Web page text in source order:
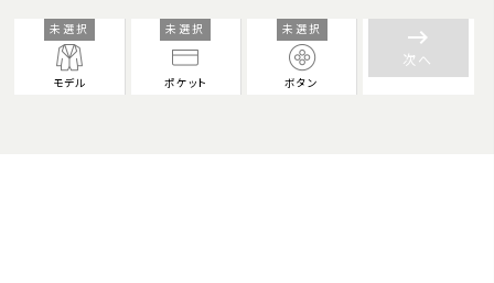
モデル
未選択
ポケット
未選択
ボタン
未選択 keyboard_backspace
次へ